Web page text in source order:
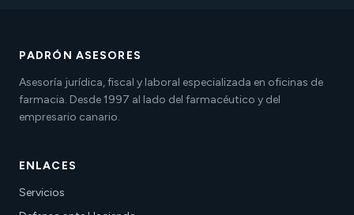
PADRÓN ASESORES
Asesoría jurídica, fiscal y laboral especializada en oficinas de
farmacia. Desde 1997 al lado del farmacéutico y del
empresario canario.
ENLACES
Servicios